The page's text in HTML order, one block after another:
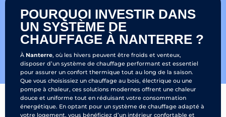
POURQUOI INVESTIR DANS
UN SYSTÈME DE
CHAUFFAGE À NANTERRE ?
À Nanterre, où les hivers peuvent être froids et venteux,
disposer d’un système de chauffage performant est essentiel
pour assurer un confort thermique tout au long de la saison.
Que vous choisissiez un chauffage au bois, électrique ou une
pompe à chaleur, ces solutions modernes offrent une chaleur
douce et uniforme tout en réduisant votre consommation
énergétique. En optant pour un système de chauffage adapté à
votre logement, vous bénéficiez d’un intérieur confortable et